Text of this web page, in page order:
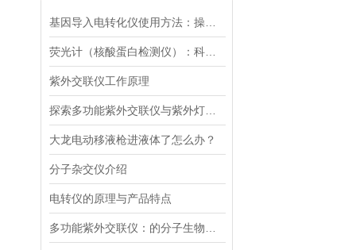
紫外交联仪工作原理
大龙电动移液枪进液体了怎么办？
分子杂交仪介绍
电转仪的原理与产品特点